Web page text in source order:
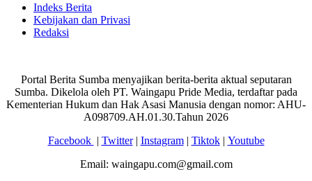
Indeks Berita
Kebijakan dan Privasi
Redaksi
Portal Berita Sumba menyajikan berita-berita aktual seputaran
Sumba. Dikelola oleh PT. Waingapu Pride Media, terdaftar pada
Kementerian Hukum dan Hak Asasi Manusia dengan nomor: AHU-
A098709.AH.01.30.Tahun 2026
Facebook | Twitter| Instagram| Tiktok| Youtube
Email: waingapu.com@gmail.com